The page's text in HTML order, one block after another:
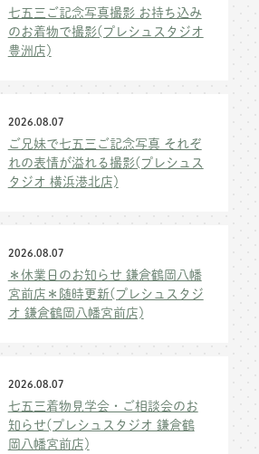
七五三ご記念写真撮影 お持ち込み
のお着物で撮影(プレシュスタジオ
豊洲店)
2026.08.07
ご兄妹で七五三ご記念写真 それぞ
れの表情が溢れる撮影(プレシュス
タジオ 横浜港北店)
2026.08.07
＊休業日のお知らせ 鎌倉鶴岡八幡
宮前店＊随時更新(プレシュスタジ
オ 鎌倉鶴岡八幡宮前店)
2026.08.07
七五三着物見学会・ご相談会のお
知らせ(プレシュスタジオ 鎌倉鶴
岡八幡宮前店)